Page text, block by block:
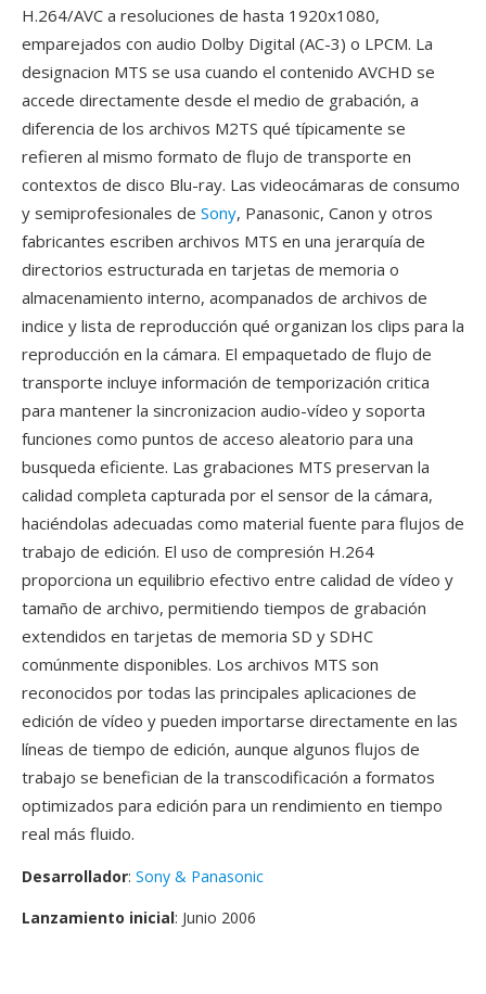
H.264/AVC a resoluciones de hasta 1920x1080,
emparejados con audio Dolby Digital (AC-3) o LPCM. La
designacion MTS se usa cuando el contenido AVCHD se
accede directamente desde el medio de grabación, a
diferencia de los archivos M2TS qué típicamente se
refieren al mismo formato de flujo de transporte en
contextos de disco Blu-ray. Las videocámaras de consumo
y semiprofesionales de Sony, Panasonic, Canon y otros
fabricantes escriben archivos MTS en una jerarquía de
directorios estructurada en tarjetas de memoria o
almacenamiento interno, acompanados de archivos de
indice y lista de reproducción qué organizan los clips para la
reproducción en la cámara. El empaquetado de flujo de
transporte incluye información de temporización critica
para mantener la sincronizacion audio-vídeo y soporta
funciones como puntos de acceso aleatorio para una
busqueda eficiente. Las grabaciones MTS preservan la
calidad completa capturada por el sensor de la cámara,
haciéndolas adecuadas como material fuente para flujos de
trabajo de edición. El uso de compresión H.264
proporciona un equilibrio efectivo entre calidad de vídeo y
tamaño de archivo, permitiendo tiempos de grabación
extendidos en tarjetas de memoria SD y SDHC
comúnmente disponibles. Los archivos MTS son
reconocidos por todas las principales aplicaciones de
edición de vídeo y pueden importarse directamente en las
líneas de tiempo de edición, aunque algunos flujos de
trabajo se benefician de la transcodificación a formatos
optimizados para edición para un rendimiento en tiempo
real más fluido.
Desarrollador: Sony & Panasonic
Lanzamiento inicial: Junio 2006